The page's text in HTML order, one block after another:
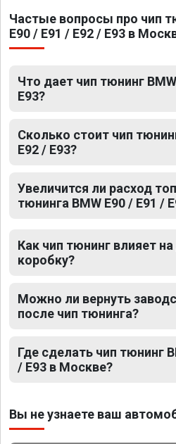
Частые вопросы про чип
E90 / E91 / E92 / E93 в
Что дает чип тюнинг
E93?
Сколько стоит чип
E92 / E93?
Увеличится ли расход
тюнинга BMW E90 / E91 /
Как чип тюнинг влияет на
коробку?
Можно ли вернуть
после чип тюнинга?
Где сделать чип тюнинг
/ E93 в Москве?
Вы не узнаете ваш